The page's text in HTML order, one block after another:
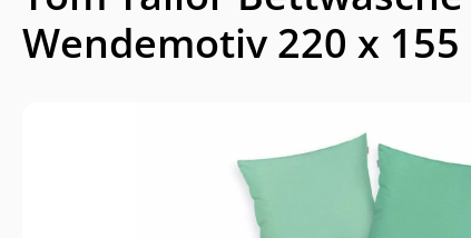
Wendemotiv 220 x 155